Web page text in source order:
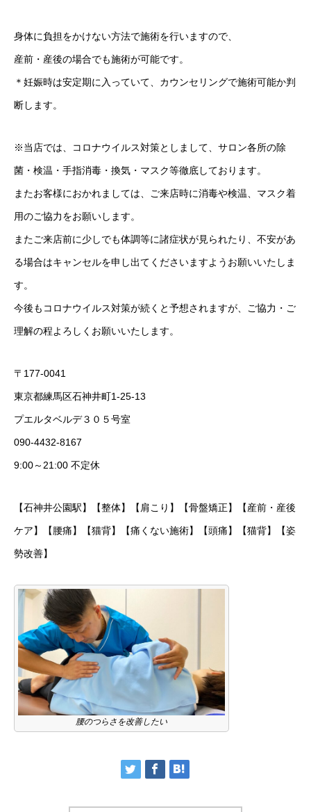
身体に負担をかけない方法で施術を行いますので、
産前・産後の場合でも施術が可能です。
＊妊娠時は安定期に入っていて、カウンセリングで施術可能か判
断します。
※当店では、コロナウイルス対策としまして、サロン各所の除
菌・検温・手指消毒・換気・マスク等徹底しております。
またお客様におかれましては、ご来店時に消毒や検温、マスク着
用のご協力をお願いします。
またご来店前に少しでも体調等に諸症状が見られたり、不安があ
る場合はキャンセルを申し出てくださいますようお願いいたしま
す。
今後もコロナウイルス対策が続くと予想されますが、ご協力・ご
理解の程よろしくお願いいたします。
〒177-0041
東京都練馬区石神井町1-25-13
プエルタベルデ３０５号室
090-4432-8167
9:00～21:00 不定休
【石神井公園駅】【整体】【肩こり】【骨盤矯正】【産前・産後
ケア】【腰痛】【猫背】【痛くない施術】【頭痛】【猫背】【姿
勢改善】
腰のつらさを改善したい